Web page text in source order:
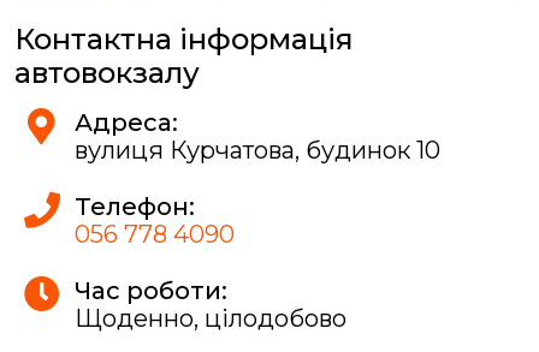
Контактна інформація
автовокзалу
Адреса:
вулиця Курчатова, будинок 10
Телефон:
056 778 4090
Час роботи:
Щоденно, цілодобово